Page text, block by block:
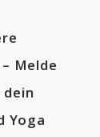
Melde
Yoga